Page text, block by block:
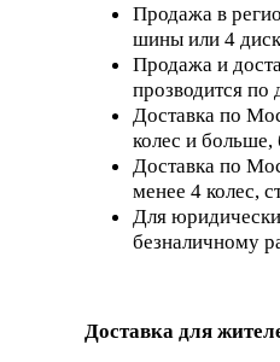
Продажа в
шины или 4
Продажа и
прозводится по
Доставка по
колес и больше,
Доставка по
менее 4 колес,
Для
безналичному
Доставка для